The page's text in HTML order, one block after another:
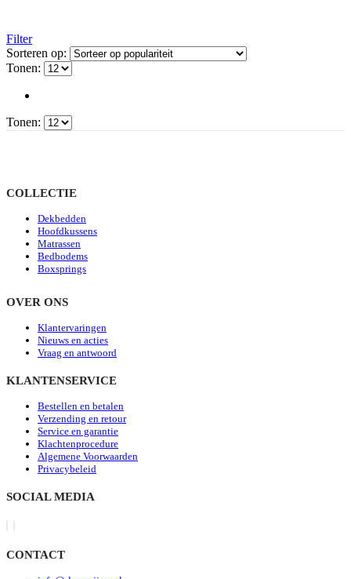
Filter
Sorteren op:
Tonen:
Tonen:
COLLECTIE
Dekbedden
Hoofdkussens
Matrassen
Bedbodems
Boxsprings
OVER ONS
Klantervaringen
Nieuws en acties
Vraag en antwoord
KLANTENSERVICE
Bestellen en betalen
Verzending en retour
Service en garantie
Klachtenprocedure
Algemene Voorwaarden
Privacybeleid
SOCIAL MEDIA
CONTACT